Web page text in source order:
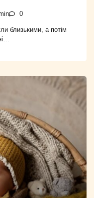
0
близькими, а потім